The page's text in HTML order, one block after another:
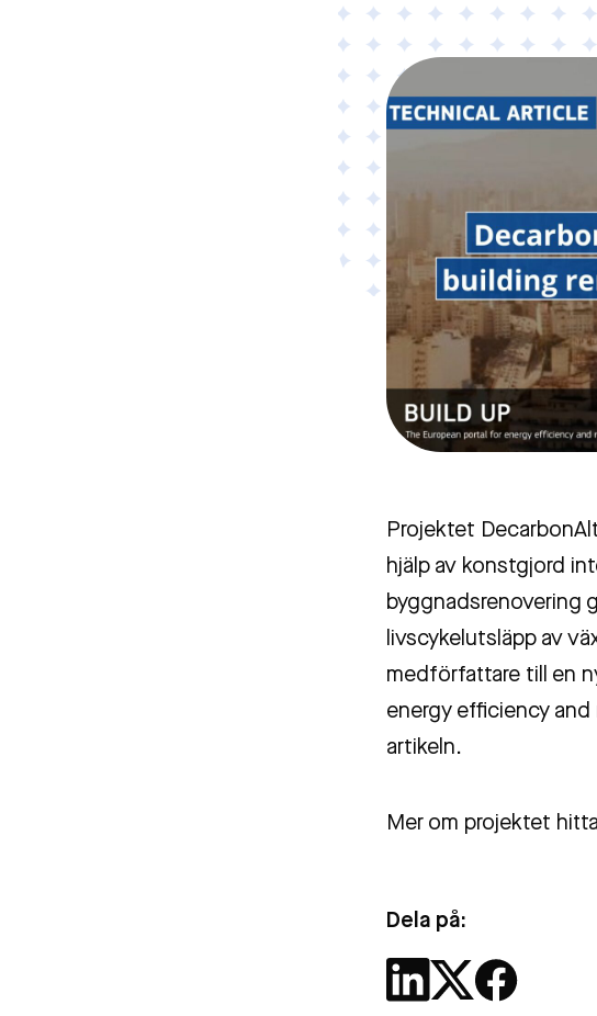
Projektet
hjälp av konstgjord
byggnadsrenovering
livscykelutsläpp av
medförfattare till en
energy efficiency
artikeln.
Mer om projektet
Dela på: